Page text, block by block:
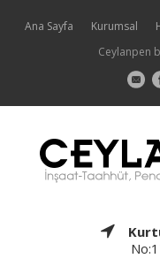
Ana Sayfa Kurumsal
Ceylanpen